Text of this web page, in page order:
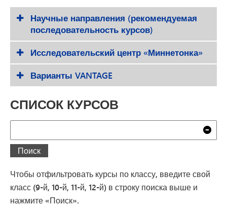
Научные направления (рекомендуемая
последовательность курсов)
Исследовательский центр «Миннетонка»
Варианты VANTAGE
СПИСОК КУРСОВ
Поиск
Чтобы отфильтровать курсы по классу, введите свой
класс (9-й, 10-й, 11-й, 12-й) в строку поиска выше и
нажмите «Поиск».